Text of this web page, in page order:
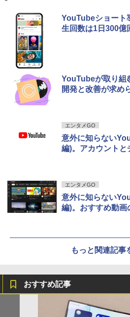
YouTubeショート
生回数は1日300億
YouTubeが取り組
開発と改善が求め
エンタメGO
意外に知らない
編)。アカウントと
エンタメGO
意外に知らない
編)。おすすめ動画
もっと関連記事
おすすめ記事